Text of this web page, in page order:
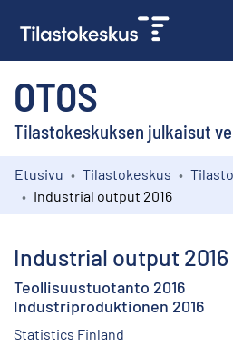
OTOS
Tilastokeskuksen julkaisut
Kokoelmat
Etusivu Tilastokeskus
Industrial output 2016
Industrial output 2016
Teollisuustuotanto 2016
Industriproduktionen 2016
Statistics Finland